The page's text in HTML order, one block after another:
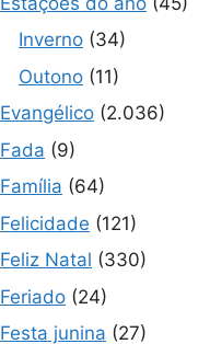
Inverno (34)
Outono (11)
Evangélico (2.036)
Fada (9)
Família (64)
Felicidade (121)
Feliz Natal (330)
Feriado (24)
Festa junina (27)